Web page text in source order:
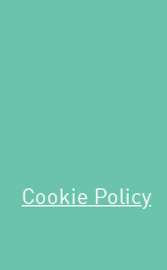
Cookie Policy